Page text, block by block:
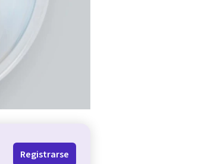
Registrarse